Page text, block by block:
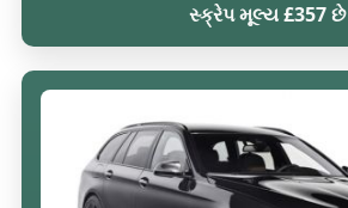
સ્ક્રેપ મૂલ્ય £357 છે